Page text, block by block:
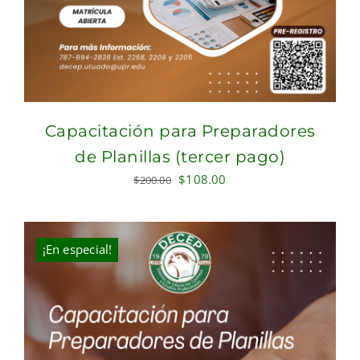
Capacitación para Preparadores
de Planillas (tercer pago)
$200.00 Original
was:
$200.00.
$108.00
is:
¡En especial!